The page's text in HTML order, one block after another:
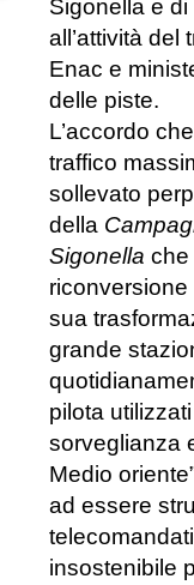
Sigonella e
all’attività del
Enac e
delle piste.
L’accordo
traffico
sollevato
della
Sigonella che
riconversione
sua
grande
pilota
sorveglianza
Medio
ad essere
insostenibile